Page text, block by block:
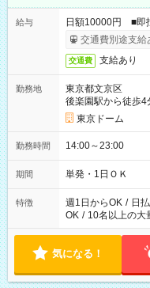
給与
日額10000円 ■即
交通費別途支給
交通費 支給あり
勤務地
東京都文京区
後楽園駅から徒歩4
東京ドーム
勤務時間 14:00～23:00
期間 単発・1日ＯＫ
特徴 週1日からOK / 日
OK / 10名以上の大
気になる！